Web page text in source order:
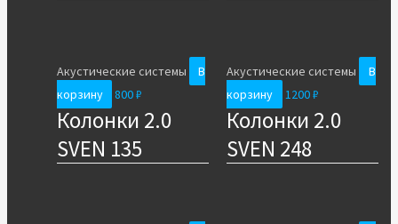
Акустические системы
В
корзину
800₽
Колонки 2.0
SVEN 135
Акустические системы
В
корзину
1200₽
Колонки 2.0
SVEN 248